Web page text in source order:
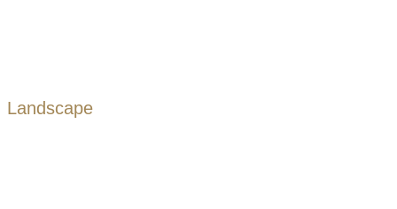
Landscape